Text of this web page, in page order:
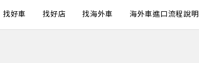
找好車 找好店 找海外車 海外車進口流程說明